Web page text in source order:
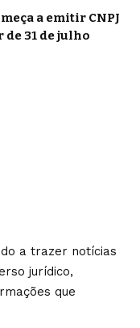
a emitir CNPJ
31 de julho
a trazer notícias
jurídico,
que